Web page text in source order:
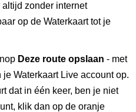
zonder internet
op de Waterkaart tot je
Deze route opslaan - met
Waterkaart Live account op.
dat in één keer, ben je niet
klik dan op de oranje